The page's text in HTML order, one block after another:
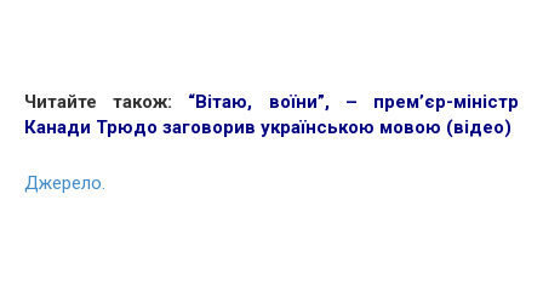
Читайте також: “Вітаю, воїни”, – прем’єр-міністр
Канади Трюдо заговорив українською мовою (відео)
Джерело.